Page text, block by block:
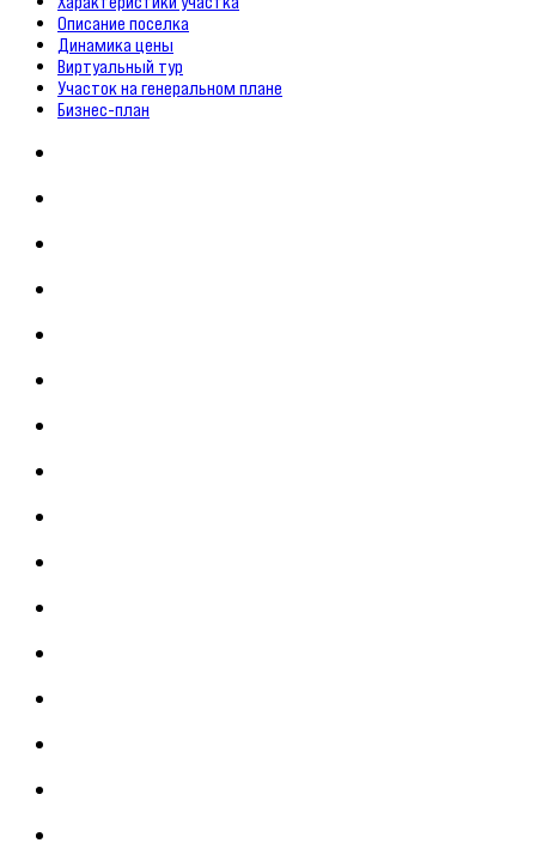
Описание поселка
Динамика цены
Виртуальный тур
Участок на генеральном плане
Бизнес-план